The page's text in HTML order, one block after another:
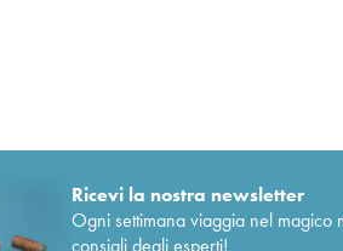
Ricevi la nostra newsletter
Ogni settimana viaggia nel magico
consigli degli esperti!